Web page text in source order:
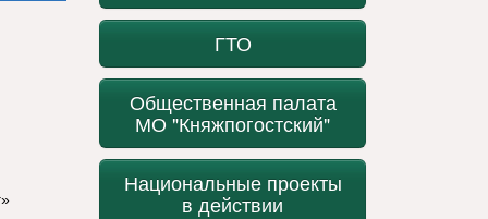
ГТО
Общественная палата
МО "Княжпогостский"
Национальные проекты
в действии